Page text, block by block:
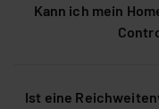
Kann ich mein
Ist eine